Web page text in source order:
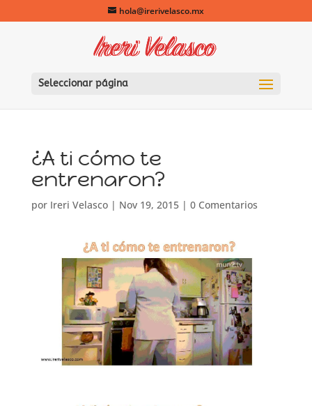
hola@irerivelasco.mx
Seleccionar página
¿A ti cómo te
entrenaron?
por Ireri Velasco| Nov 19, 2015| 0 Comentarios